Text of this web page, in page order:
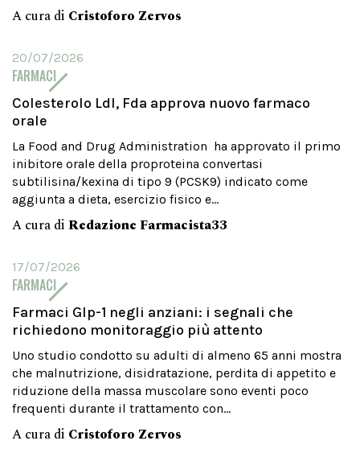
A cura di Cristoforo Zervos
20/07/2026
FARMACI
Colesterolo Ldl, Fda approva nuovo farmaco
orale
La Food and Drug Administration ha approvato il primo
inibitore orale della proproteina convertasi
subtilisina/kexina di tipo 9 (PCSK9) indicato come
aggiunta a dieta, esercizio fisico e...
A cura di Redazione Farmacista33
17/07/2026
FARMACI
Farmaci Glp-1 negli anziani: i segnali che
richiedono monitoraggio più attento
Uno studio condotto su adulti di almeno 65 anni mostra
che malnutrizione, disidratazione, perdita di appetito e
riduzione della massa muscolare sono eventi poco
frequenti durante il trattamento con...
A cura di Cristoforo Zervos